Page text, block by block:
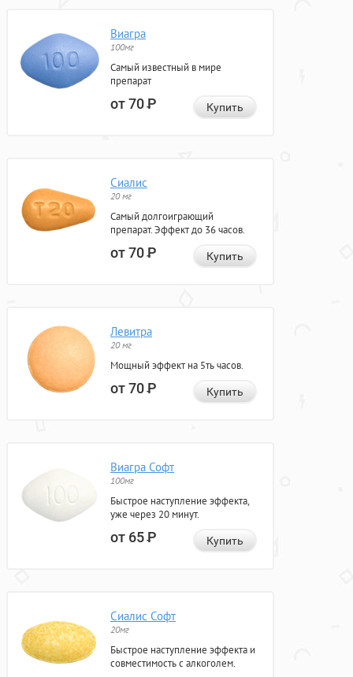
Виагра
100мг
Самый известный в мире
препарат
от 70Р Купить
Сиалис
20 мг
Самый долгоиграющий
препарат. Эффект до 36 часов.
от 70Р Купить
Левитра
20 мг
Мощный эффект на 5ть часов.
от 70Р Купить
Виагра Софт
100мг
Быстрое наступление эффекта,
уже через 20 минут.
от 65Р Купить
Сиалис Софт
20мг
Быстрое наступление эффекта и
совместимость с алкоголем.